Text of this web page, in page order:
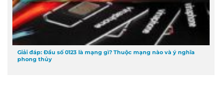
Giải đáp: Đầu số 0123 là mạng gì? Thuộc mạng nào và ý nghĩa
phong thủy